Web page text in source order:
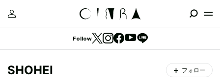
Follow
SHOHEI フォロー